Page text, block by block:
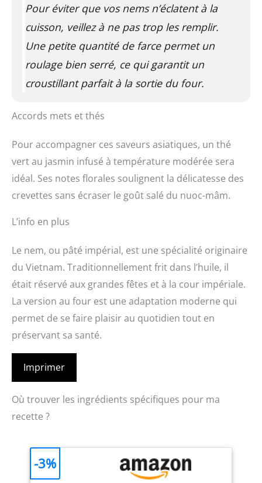
Pour éviter que vos nems n’éclatent à la
cuisson, veillez à ne pas trop les remplir.
Une petite quantité de farce permet un
roulage bien serré, ce qui garantit un
croustillant parfait à la sortie du four.
Accords mets et thés
Pour accompagner ces saveurs asiatiques, un thé
vert au jasmin infusé à température modérée sera
idéal. Ses notes florales soulignent la délicatesse des
crevettes sans écraser le goût salé du nuoc-mâm.
L’info en plus
Le nem, ou pâté impérial, est une spécialité originaire
du Vietnam. Traditionnellement frit dans l’huile, il
était réservé aux grandes fêtes et à la cour impériale.
La version au four est une adaptation moderne qui
permet de se faire plaisir au quotidien tout en
préservant sa santé.
Imprimer
Où trouver les ingrédients spécifiques pour ma
recette ?
-3%